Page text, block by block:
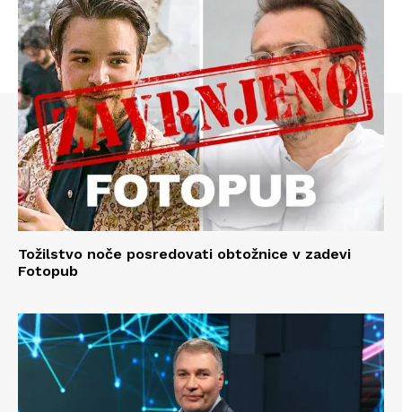
Tožilstvo noče posredovati obtožnice v zadevi
Fotopub